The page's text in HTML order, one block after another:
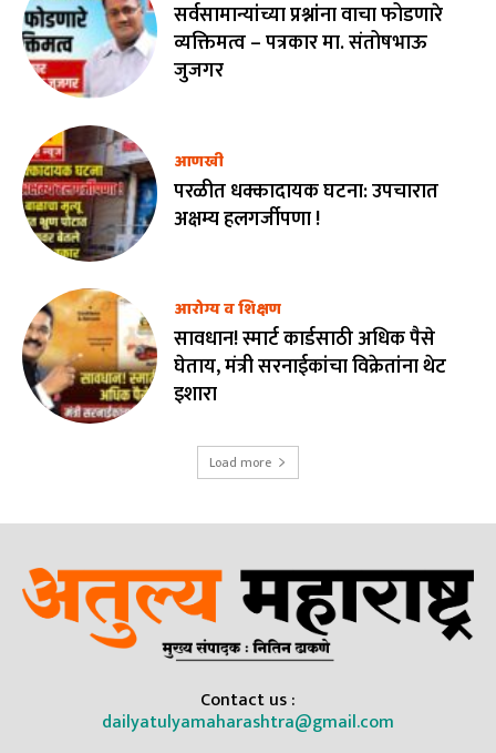
सर्वसामान्यांच्या प्रश्नांना वाचा फोडणारे
व्यक्तिमत्व – पत्रकार मा. संतोषभाऊ
जुजगर
आणखी
परळीत धक्कादायक घटना: उपचारात
अक्षम्य हलगर्जीपणा !
आरोग्य व शिक्षण
सावधान! स्मार्ट कार्डसाठी अधिक पैसे
घेताय, मंत्री सरनाईकांचा विक्रेतांना थेट
इशारा
Load more
Contact us :
dailyatulyamaharashtra@gmail.com